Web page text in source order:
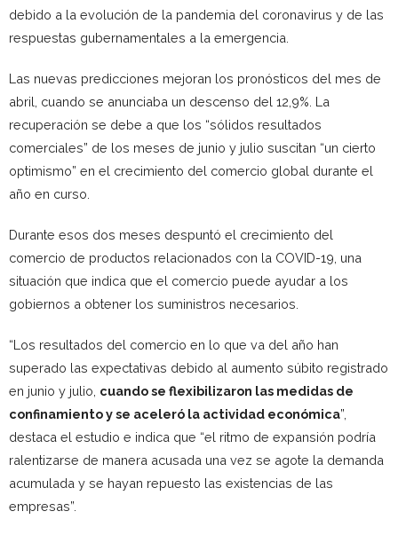
debido a la evolución de la pandemia del coronavirus y de las
respuestas gubernamentales a la emergencia.
Las nuevas predicciones mejoran los pronósticos del mes de
abril, cuando se anunciaba un descenso del 12,9%. La
recuperación se debe a que los “sólidos resultados
comerciales” de los meses de junio y julio suscitan “un cierto
optimismo” en el crecimiento del comercio global durante el
año en curso.
Durante esos dos meses despuntó el crecimiento del
comercio de productos relacionados con la COVID-19, una
situación que indica que el comercio puede ayudar a los
gobiernos a obtener los suministros necesarios.
“Los resultados del comercio en lo que va del año han
superado las expectativas debido al aumento súbito registrado
en junio y julio, cuando se flexibilizaron las medidas de
confinamiento y se aceleró la actividad económica”,
destaca el estudio e indica que “el ritmo de expansión podría
ralentizarse de manera acusada una vez se agote la demanda
acumulada y se hayan repuesto las existencias de las
empresas”.